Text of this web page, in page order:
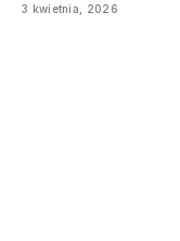
3 kwietnia, 2026